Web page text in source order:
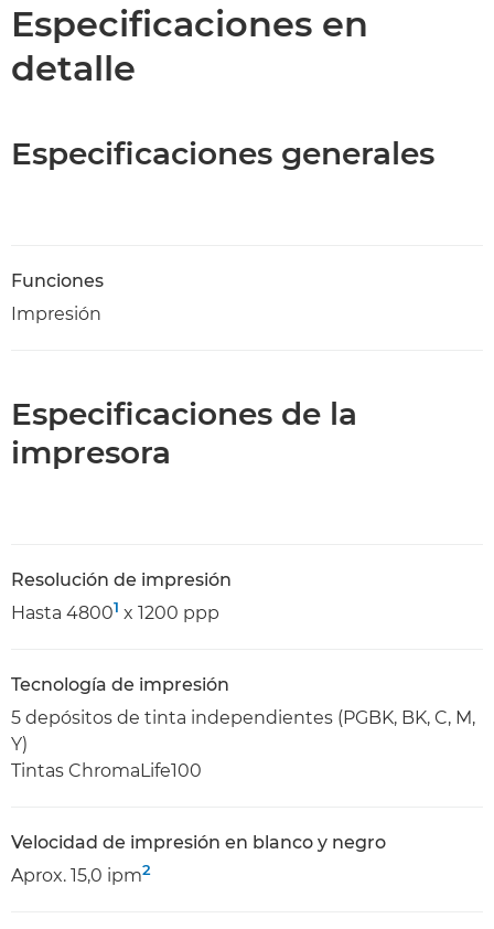
Especificaciones en
detalle
Especificaciones generales
Funciones
Impresión
Especificaciones de la
impresora
Resolución de impresión
Hasta 48001 x 1200 ppp
Tecnología de impresión
5 depósitos de tinta independientes (PGBK, BK, C, M,
Y)
Tintas ChromaLife100
Velocidad de impresión en blanco y negro
Aprox. 15,0 ipm2